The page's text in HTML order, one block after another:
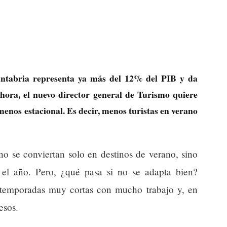
representa ya más del 12% del PIB y da
el nuevo director general de Turismo quiere
estacional. Es decir, menos turistas en verano
se conviertan solo en destinos de verano, sino
año. Pero, ¿qué pasa si no se adapta bien?
muy cortas con mucho trabajo y, en